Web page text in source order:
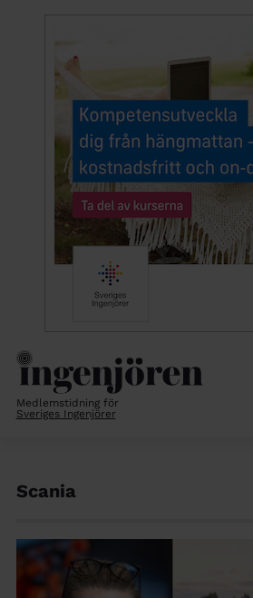
Medlemstidning för
Sveriges Ingenjörer
Scania